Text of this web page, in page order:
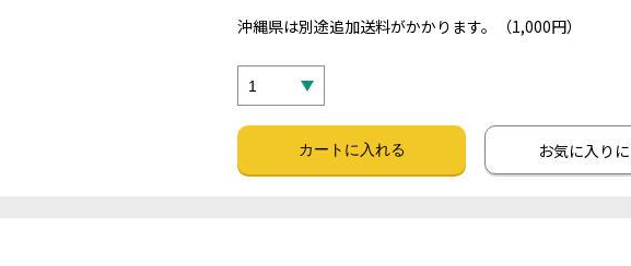
沖縄県は別途追加送料がかかります。（1,000円）
お気に入り